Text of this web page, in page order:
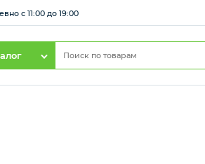
с 11:00 до 19:00